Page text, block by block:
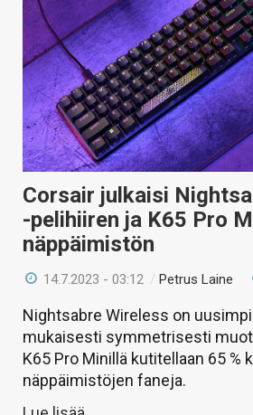
Corsair julkaisi
-pelihiiren ja K65 Pro
näppäimistön
14.7.2023 - 03:12 /Petrus Laine
Nightsabre Wireless on
mukaisesti symmetrisesti
K65 Pro Minillä kutitellaan 65 %
näppäimistöjen faneja.